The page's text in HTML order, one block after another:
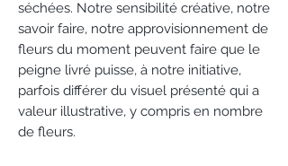
séchées. Notre sensibilité créative, notre
savoir faire, notre approvisionnement de
fleurs du moment peuvent faire que le
peigne livré puisse, à notre initiative,
parfois différer du visuel présenté qui a
valeur illustrative, y compris en nombre
de fleurs.